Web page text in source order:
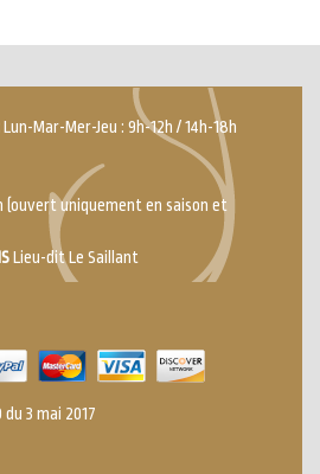
Lun-Mar-Mer-Jeu : 9h-12h / 14h-18h
(ouvert uniquement en saison et
Lieu-dit Le Saillant
3 mai 2017